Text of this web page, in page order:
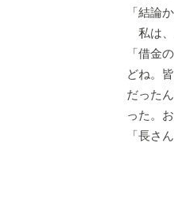
「結論
私は、
「借金
どね。
だった
った。
「長さ